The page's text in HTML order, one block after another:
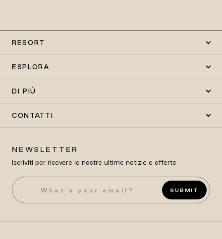
RESORT
ESPLORA
DI PIÙ
CONTATTI
NEWSLETTER
Iscriviti per ricevere le nostre ultime notizie e offerte
SUBMIT